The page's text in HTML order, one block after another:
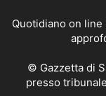
Quotidiano on
© Gazzetta di
presso